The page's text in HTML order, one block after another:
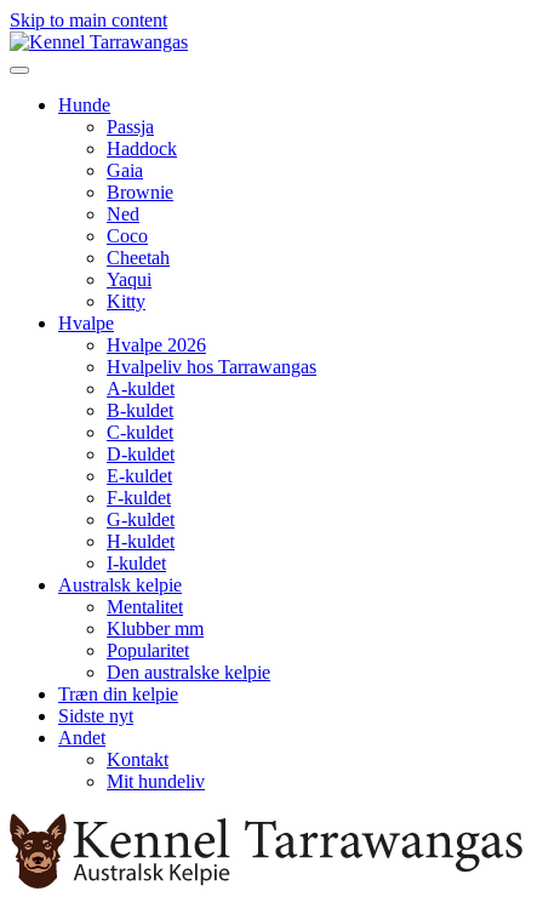
Skip to main content
Hunde
Passja
Haddock
Gaia
Brownie
Ned
Coco
Cheetah
Yaqui
Kitty
Hvalpe
Hvalpe 2026
Hvalpeliv hos Tarrawangas
A-kuldet
B-kuldet
C-kuldet
D-kuldet
E-kuldet
F-kuldet
G-kuldet
H-kuldet
I-kuldet
Australsk kelpie
Mentalitet
Klubber mm
Popularitet
Den australske kelpie
Træn din kelpie
Sidste nyt
Andet
Kontakt
Mit hundeliv